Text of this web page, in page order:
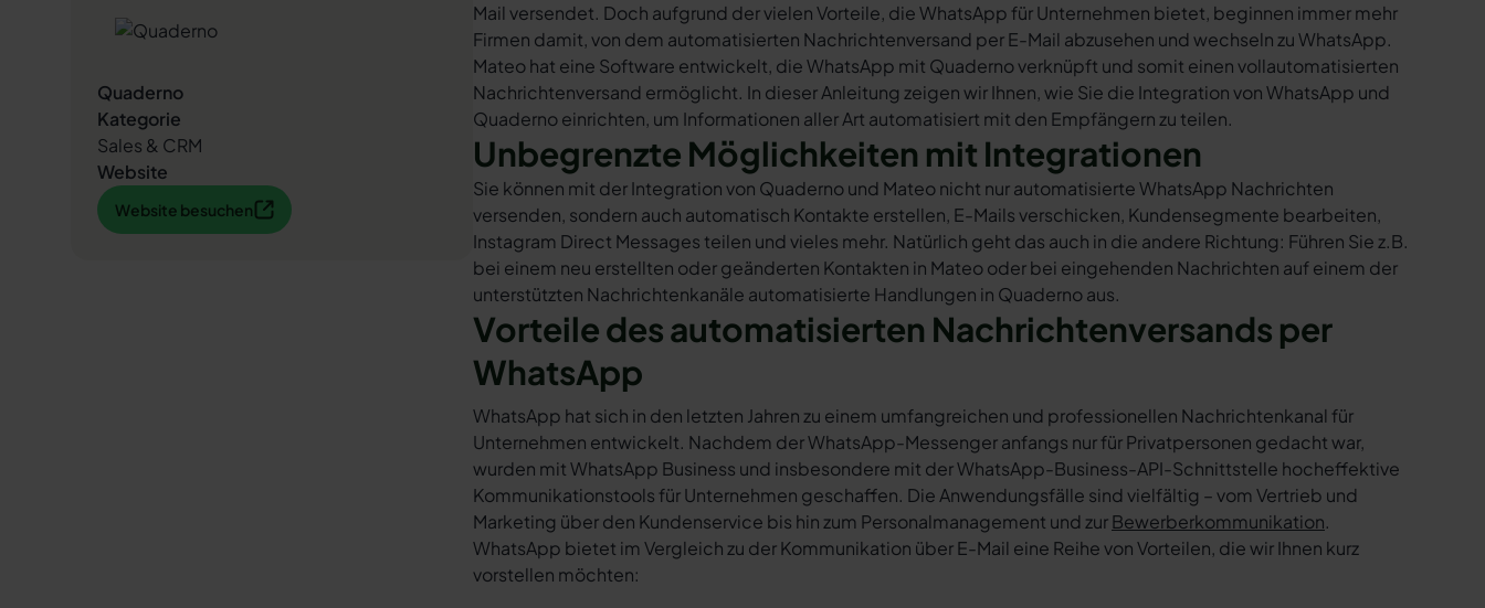
Quaderno
Kategorie
Sales & CRM
Website
Website besuchen
Website besuchen
Mail versendet. Doch aufgrund der vielen Vorteile, die WhatsApp für Unternehmen bietet, beginnen immer mehr
Firmen damit, von dem automatisierten Nachrichtenversand per E-Mail abzusehen und wechseln zu WhatsApp.
Mateo hat eine Software entwickelt, die WhatsApp mit Quaderno verknüpft und somit einen vollautomatisierten
Nachrichtenversand ermöglicht. In dieser Anleitung zeigen wir Ihnen, wie Sie die Integration von WhatsApp und
Quaderno einrichten, um Informationen aller Art automatisiert mit den Empfängern zu teilen.
Unbegrenzte Möglichkeiten mit Integrationen
Sie können mit der Integration von Quaderno und Mateo nicht nur automatisierte WhatsApp Nachrichten
versenden, sondern auch automatisch Kontakte erstellen, E-Mails verschicken, Kundensegmente bearbeiten,
Instagram Direct Messages teilen und vieles mehr. Natürlich geht das auch in die andere Richtung: Führen Sie z.B.
bei einem neu erstellten oder geänderten Kontakten in Mateo oder bei eingehenden Nachrichten auf einem der
unterstützten Nachrichtenkanäle automatisierte Handlungen in Quaderno aus.
Vorteile des automatisierten Nachrichtenversands per
WhatsApp
WhatsApp hat sich in den letzten Jahren zu einem umfangreichen und professionellen Nachrichtenkanal für
Unternehmen entwickelt. Nachdem der WhatsApp-Messenger anfangs nur für Privatpersonen gedacht war,
wurden mit WhatsApp Business und insbesondere mit der WhatsApp-Business-API-Schnittstelle hocheffektive
Kommunikationstools für Unternehmen geschaffen. Die Anwendungsfälle sind vielfältig – vom Vertrieb und
Marketing über den Kundenservice bis hin zum Personalmanagement und zurBewerberkommunikation.
WhatsApp bietet im Vergleich zu der Kommunikation über E-Mail eine Reihe von Vorteilen, die wir Ihnen kurz
vorstellen möchten: